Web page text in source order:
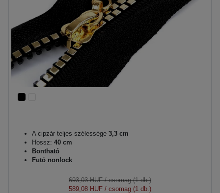
A cipzár teljes szélessége 3,3 cm
Hossz: 40 cm
Bontható
Futó nonlock
693,03 HUF/ csomag (1 db.)
589,08 HUF / csomag (1 db.)